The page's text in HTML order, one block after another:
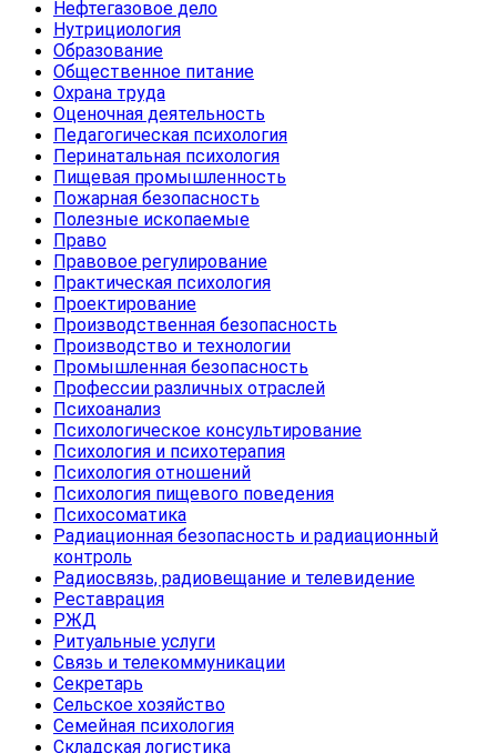
Нефтегазовое дело
Нутрициология
Образование
Общественное питание
Охрана труда
Оценочная деятельность
Педагогическая психология
Перинатальная психология
Пищевая промышленность
Пожарная безопасность
Полезные ископаемые
Право
Правовое регулирование
Практическая психология
Проектирование
Производственная безопасность
Производство и технологии
Промышленная безопасность
Профессии различных отраслей
Психоанализ
Психологическое консультирование
Психология и психотерапия
Психология отношений
Психология пищевого поведения
Психосоматика
Радиационная безопасность и радиационный
контроль
Радиосвязь, радиовещание и телевидение
Реставрация
РЖД
Ритуальные услуги
Связь и телекоммуникации
Секретарь
Сельское хозяйство
Семейная психология
Складская логистика